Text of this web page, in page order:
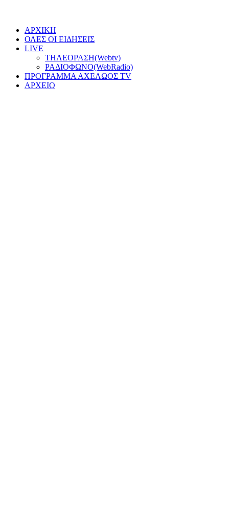
ΑΡΧΙΚΗ
ΟΛΕΣ ΟΙ ΕΙΔΗΣΕΙΣ
LIVE
ΤΗΛΕΟΡΑΣΗ(Webtv)
ΡΑΔΙΟΦΩΝΟ(WebRadio)
ΠΡΟΓΡΑΜΜΑ ΑΧΕΛΩΟΣ TV
ΑΡΧΕΙΟ